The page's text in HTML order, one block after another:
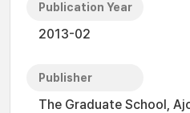
Publication Year
2013-02
Publisher
The Graduate School,